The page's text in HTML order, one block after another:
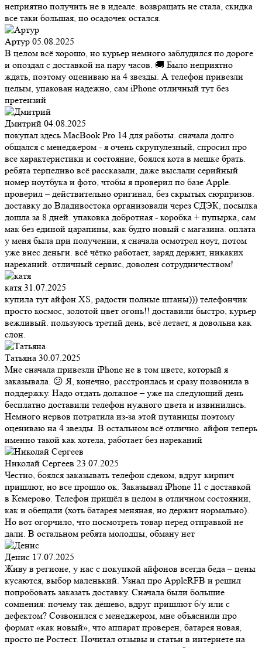
неприятно получить не в идеале. возвращать не стала, скидка
все таки большая, но осадочек остался.
Артур 05.08.2025
В целом всё хорошо, но курьер немного заблудился по дороге
и опоздал с доставкой на пару часов. 🚚 Было неприятно
ждать, поэтому оцениваю на 4 звезды. А телефон привезли
целым, упакован надежно, сам iPhone отличный тут без
претензий
Дмитрий 04.08.2025
покупал здесь MacBook Pro 14 для работы. сначала долго
общался с менеджером - я очень скрупулезный, спросил про
все характеристики и состояние, боялся кота в мешке брать.
ребята терпеливо всё рассказали, даже выслали серийный
номер ноутбука и фото, чтобы я проверил по базе Apple.
проверил – действительно оригинал, без скрытых сюрпризов.
доставку до Владивостока организовали через СДЭК, посылка
дошла за 8 дней. упаковка добротная - коробка + пупырка, сам
мак без единой царапины, как будто новый с магазина. оплата
у меня была при получении, я сначала осмотрел ноут, потом
уже внес деньги. всё чётко работает, заряд держит, никаких
нареканий. отличный сервис, доволен сотрудничеством!
катя 31.07.2025
купила тут айфон XS, радости полные штаны))) телефончик
просто космос, золотой цвет огонь!! доставили быстро, курьер
вежливый. пользуюсь третий день, всё летает, я довольна как
слон.
Татьяна 30.07.2025
Мне сначала привезли iPhone не в том цвете, который я
заказывала. 😕 Я, конечно, расстроилась и сразу позвонила в
поддержку. Надо отдать должное – уже на следующий день
бесплатно доставили телефон нужного цвета и извинились.
Немного нервов потратила из-за этой путаницы поэтому
оцениваю на 4 звезды. В остальном всё отлично. айфон теперь
именно такой как хотела, работает без нареканий
Николай Сергеев 23.07.2025
Честно, боялся заказывать телефон сдеком, вдруг кирпич
пришлют, но все прошло ок. Заказывал iPhone 11 с доставкой
в Кемерово. Телефон пришёл в целом в отличном состоянии,
как и обещали (хоть батарея меняная, но держит нормально).
Но вот огорчило, что посмотреть товар перед отправкой не
дали. В остальном ребята молодцы, обману нет
Денис 17.07.2025
Живу в регионе, у нас с покупкой айфонов всегда беда – цены
кусаются, выбор маленький. Узнал про AppleRFB и решил
попробовать заказать доставку. Сначала были большие
сомнения: почему так дёшево, вдруг пришлют б/у или с
дефектом? Созвонился с менеджером, мне объяснили про
формат «как новый», что аппарат проверен, батарея новая,
просто не Ростест. Почитал отзывы и статьи в интернете на